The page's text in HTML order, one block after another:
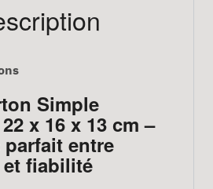
Simple
x 16 x 13 cm –
parfait entre
fiabilité